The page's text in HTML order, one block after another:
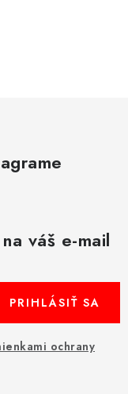
váš e-mail
ochrany
PRIHLÁSIŤ SA